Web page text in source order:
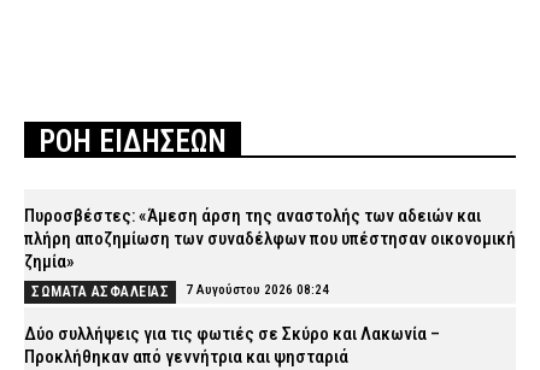
ΡΟΗ ΕΙΔΗΣΕΩΝ
Πυροσβέστες: «Άμεση άρση της αναστολής των αδειών και
πλήρη αποζημίωση των συναδέλφων που υπέστησαν οικονομική
ζημία»
ΣΩΜΑΤΑ ΑΣΦΑΛΕΙΑΣ 7 Αυγούστου 2026 08:24
Δύο συλλήψεις για τις φωτιές σε Σκύρο και Λακωνία –
Προκλήθηκαν από γεννήτρια και ψησταριά